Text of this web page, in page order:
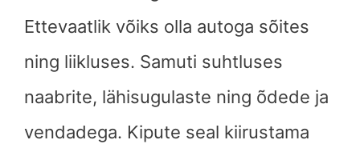
Ettevaatlik võiks olla autoga sõites
ning liikluses. Samuti suhtluses
naabrite, lähisugulaste ning õdede ja
vendadega. Kipute seal kiirustama